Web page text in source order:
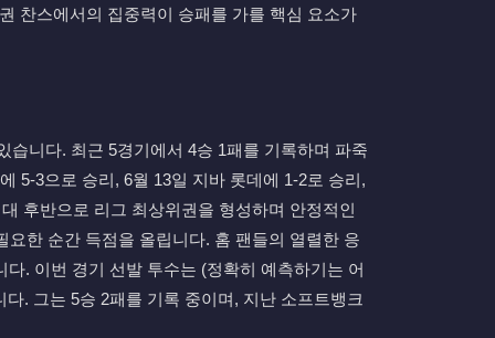
찬스에서의 집중력이 승패를 가를 핵심 요소가
니다. 최근 5경기에서 4승 1패를 기록하며 파죽
5-3으로 승리, 6월 13일 지바 롯데에 1-2로 승리,
후반으로 리그 최상위권을 형성하며 안정적인
한 순간 득점을 올립니다. 홈 팬들의 열렬한 응
. 이번 경기 선발 투수는 (정확히 예측하기는 어
. 그는 5승 2패를 기록 중이며, 지난 소프트뱅크